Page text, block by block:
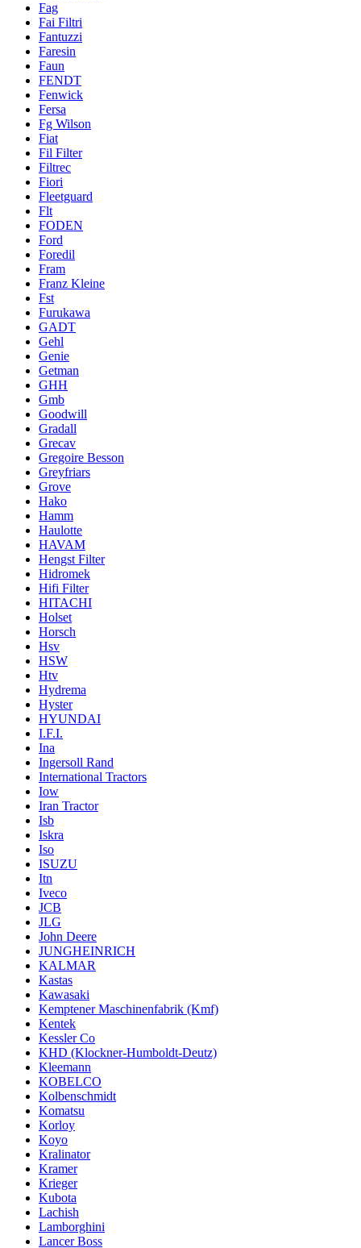
Fag
Fai Filtri
Fantuzzi
Faresin
Faun
FENDT
Fenwick
Fersa
Fg Wilson
Fiat
Fil Filter
Filtrec
Fiori
Fleetguard
Flt
FODEN
Ford
Foredil
Fram
Franz Kleine
Fst
Furukawa
GADT
Gehl
Genie
Getman
GHH
Gmb
Goodwill
Gradall
Grecav
Gregoire Besson
Greyfriars
Grove
Hako
Hamm
Haulotte
HAVAM
Hengst Filter
Hidromek
Hifi Filter
HITACHI
Holset
Horsch
Hsv
HSW
Htv
Hydrema
Hyster
HYUNDAI
I.F.I.
Ina
Ingersoll Rand
International Tractors
Iow
Iran Tractor
Isb
Iskra
Iso
ISUZU
Itn
Iveco
JCB
JLG
John Deere
JUNGHEINRICH
KALMAR
Kastas
Kawasaki
Kemptener Maschinenfabrik (Kmf)
Kentek
Kessler Co
KHD (Klockner-Humboldt-Deutz)
Kleemann
KOBELCO
Kolbenschmidt
Komatsu
Korloy
Koyo
Kralinator
Kramer
Krieger
Kubota
Lachish
Lamborghini
Lancer Boss